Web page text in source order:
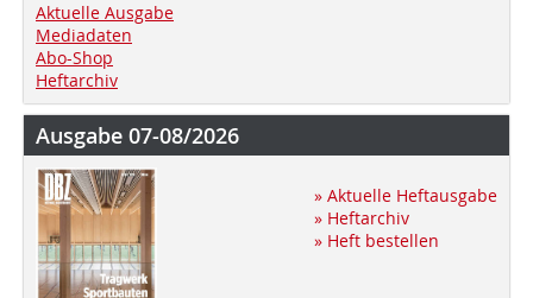
Aktuelle Ausgabe
Mediadaten
Abo-Shop
Heftarchiv
Ausgabe 07-08/2026
» Aktuelle Heftausgabe
» Heftarchiv
» Heft bestellen